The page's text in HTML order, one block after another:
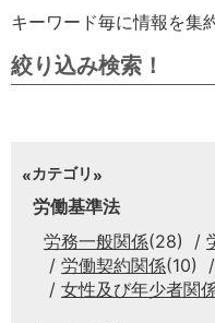
キーワード毎に情報を集
絞り込み検索！
カテゴリ
労働基準法
労務一般関係(28)
労働契約関係(10)
女性及び年少者関